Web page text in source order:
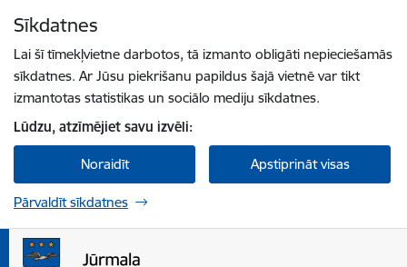
Sīkdatnes
Lai šī tīmekļvietne darbotos, tā izmanto obligāti nepieciešamās
sīkdatnes. Ar Jūsu piekrišanu papildus šajā vietnē var tikt
izmantotas statistikas un sociālo mediju sīkdatnes.
Lūdzu, atzīmējiet savu izvēli:
Noraidīt Apstiprināt visas
Pārvaldīt sīkdatnes